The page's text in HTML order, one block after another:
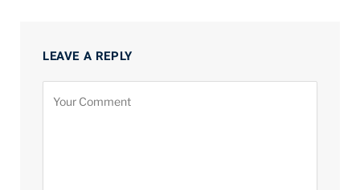
LEAVE A REPLY